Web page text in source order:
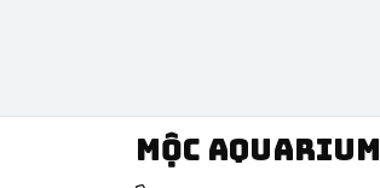
Mộc Aquarium